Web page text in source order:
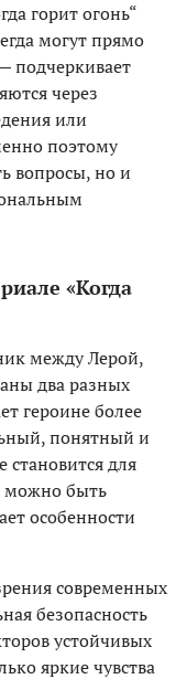
горит огонь“
могут прямо
подчеркивает
через
или
поэтому
вопросы, но и
«Когда
между Лерой,
два разных
героине более
понятный и
для
можно быть
особенности
современных
безопасность
устойчивых
яркие чувства